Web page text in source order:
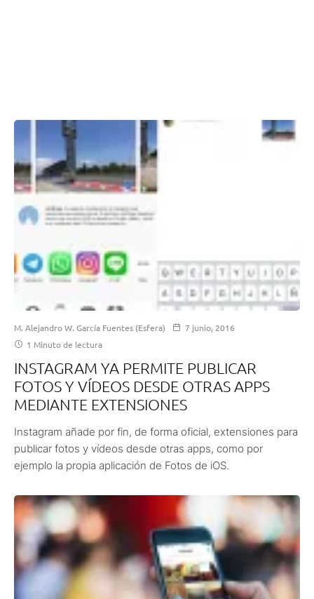
M. Alejandro W. García Fuentes (Esfera)
7 junio, 2016
1 Minuto de lectura
INSTAGRAM YA PERMITE PUBLICAR
FOTOS Y VÍDEOS DESDE OTRAS APPS
MEDIANTE EXTENSIONES
Instagram añade por fin, de forma oficial, extensiones para
publicar fotos y vídeos desde otras apps, como por
ejemplo la propia aplicación de Fotos de iOS.